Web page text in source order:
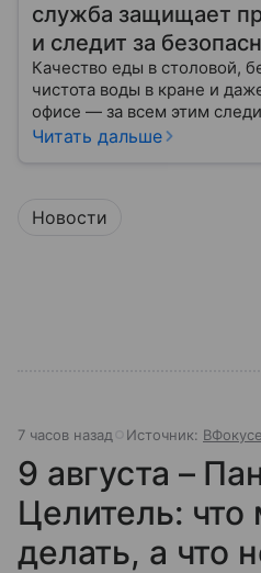
служба защищает
и следит за
Качество еды в столовой,
чистота воды в кране и
офисе — за всем этим
Роспотребнадзор —
её работа важна для
Читать дальше
Новости
7 часов назад Источник:
9 августа –
Целитель:
делать, а что